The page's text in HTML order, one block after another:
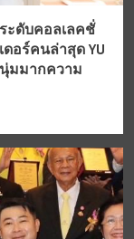
ระดับคอลเลคชั่
อร์คนล่าสุด YU
นุ่มมากความ